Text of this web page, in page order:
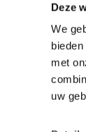
Deze
We
met
uw